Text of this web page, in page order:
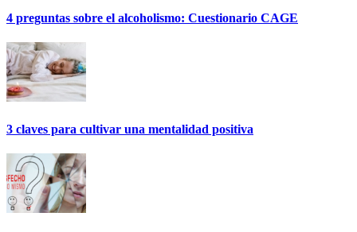
4 preguntas sobre el alcoholismo: Cuestionario CAGE
3 claves para cultivar una mentalidad positiva